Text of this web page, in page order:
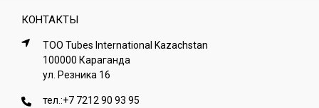
КОНТАКТЫ
ТОО Tubes International Kazachstan
100000 Караганда
ул. Резника 16
тел.:+7 7212 90 93 95